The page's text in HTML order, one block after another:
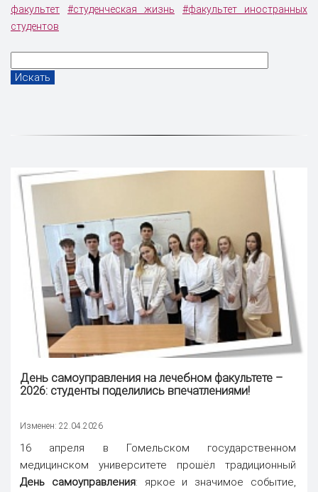
факультет
#студенческая жизнь
#факультет иностранных
студентов
День самоуправления на лечебном факультете –
2026: студенты поделились впечатлениями!
Изменен: 22.04.2026
16 апреля в Гомельском государственном
медицинском университете прошёл традиционный
День самоуправления: яркое и значимое событие,